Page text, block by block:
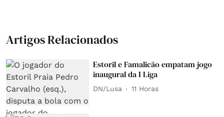
Artigos Relacionados
Estoril e Famalicão empatam jogo
inaugural da I Liga
DN/Lusa 11 Horas